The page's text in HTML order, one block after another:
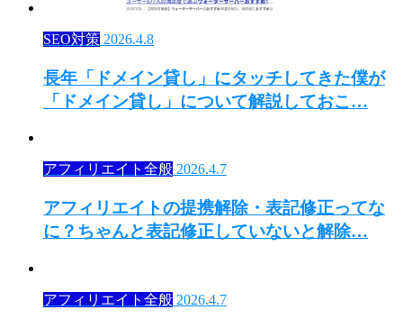
SEO対策 2026.4.8
長年「ドメイン貸し」にタッチしてきた僕が
「ドメイン貸し」について解説しておこ…
アフィリエイト全般 2026.4.7
アフィリエイトの提携解除・表記修正ってな
に？ちゃんと表記修正していないと解除…
アフィリエイト全般 2026.4.7